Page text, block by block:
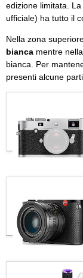
edizione limitata. La
ufficiale) ha tutto il
Nella zona
bianca mentre
bianca. Per
presenti alcune